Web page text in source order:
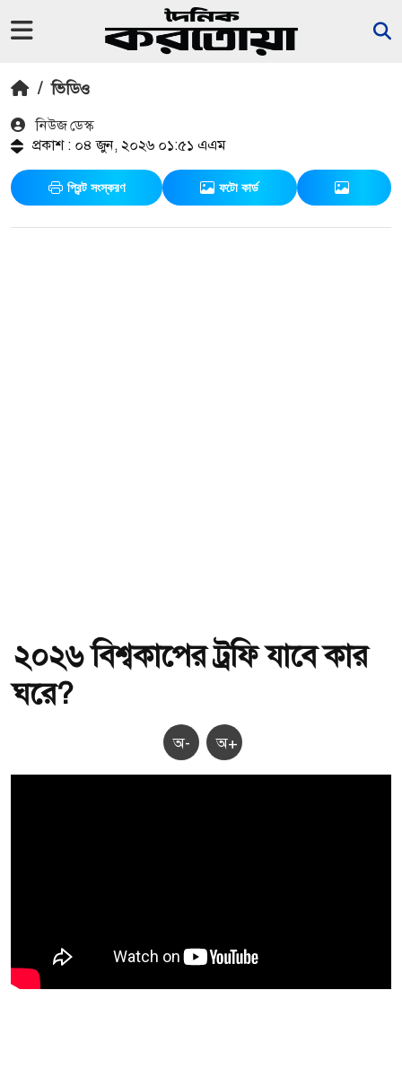
/ ভিডিও
নিউজ ডেস্ক
প্রকাশ : ০৪ জুন, ২০২৬ ০১:৫১ এএম
প্রিন্ট সংস্করণ ফটো কার্ড
২০২৬ বিশ্বকাপের ট্রফি যাবে কার
ঘরে?
অ- অ+